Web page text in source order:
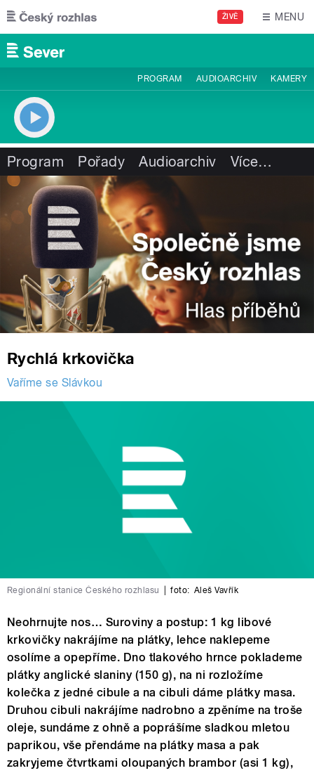
Přejít k hlavnímu obsahu
ŽIVĚ MENU
PROGRAM AUDIOARCHIV KAMERY
Program Pořady Audioarchiv Více…
Rychlá krkovička
Vaříme se Slávkou
Regionální stanice Českého rozhlasu foto: Aleš Vavřík
Neohrnujte nos… Suroviny a postup: 1 kg libové
krkovičky nakrájíme na plátky, lehce naklepeme
osolíme a opepříme. Dno tlakového hrnce poklademe
plátky anglické slaniny (150 g), na ni rozložíme
kolečka z jedné cibule a na cibuli dáme plátky masa.
Druhou cibuli nakrájíme nadrobno a zpěníme na troše
oleje, sundáme z ohně a poprášíme sladkou mletou
paprikou, vše přendáme na plátky masa a pak
zakryjeme čtvrtkami oloupaných brambor (asi 1 kg),